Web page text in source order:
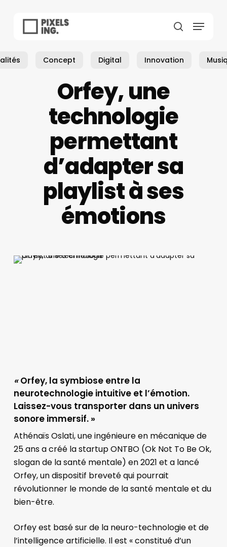
Menu
Concept Digital Innovation
Orfey, une
technologie
permettant
d’adapter sa
playlist à ses
émotions
«Orfey, la symbiose entre la
neurotechnologie intuitive et l’émotion.
Laissez-vous transporter dans un univers
sonore immersif. »
Athénaïs Oslati, une ingénieure en mécanique de
25 ans a créé la startup ONTBO (Ok Not To Be Ok,
slogan de la santé mentale) en 2021 et a lancé
Orfey, un dispositif breveté qui pourrait
révolutionner le monde de la santé mentale et du
bien-être.
Orfey est basé sur de la neuro-technologie et de
l’intelligence artificielle. Il est « constitué d’un